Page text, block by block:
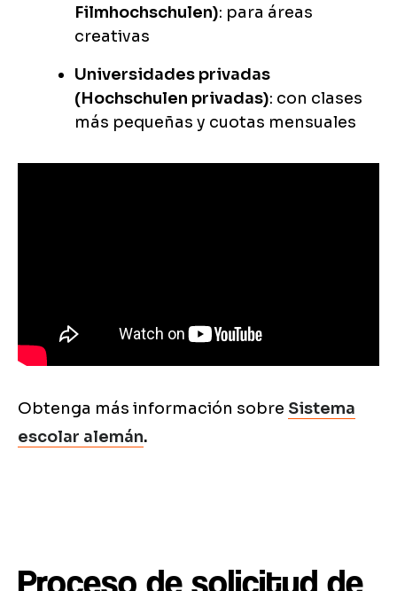
Filmhochschulen): para áreas
creativas
Universidades privadas
(Hochschulen privadas): con clases
más pequeñas y cuotas mensuales
Obtenga más información sobre Sistema
escolar alemán.
Proceso de solicitud de